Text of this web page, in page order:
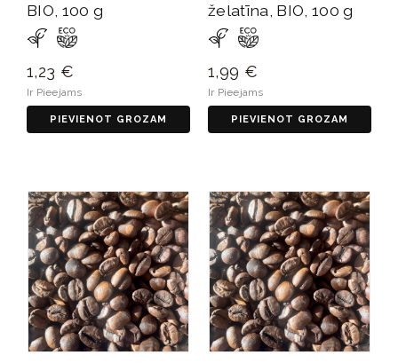
BIO, 100 g
1,23 €
Ir Pieejams
PIEVIENOT GROZAM
želatīna, BIO, 100 g
1,99 €
Ir Pieejams
PIEVIENOT GROZAM